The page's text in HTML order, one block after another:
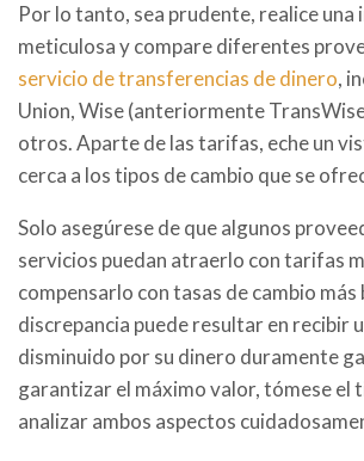
Por lo tanto, sea prudente, realice una
meticulosa y compare diferentes
servicio de transferencias de dinero,
Union, Wise (anteriormente
otros. Aparte de las tarifas, eche un
cerca a los tipos de cambio que se
Solo asegúrese de que algunos
servicios puedan atraerlo con tarifas
compensarlo con tasas de cambio más
discrepancia puede resultar en recibir
disminuido por su dinero duramente
garantizar el máximo valor, tómese el
analizar ambos aspectos